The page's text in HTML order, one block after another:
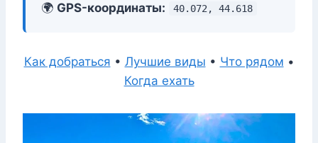
🌍 GPS-координаты: 40.072, 44.618
Как добраться • Лучшие виды • Что рядом •
Когда ехать